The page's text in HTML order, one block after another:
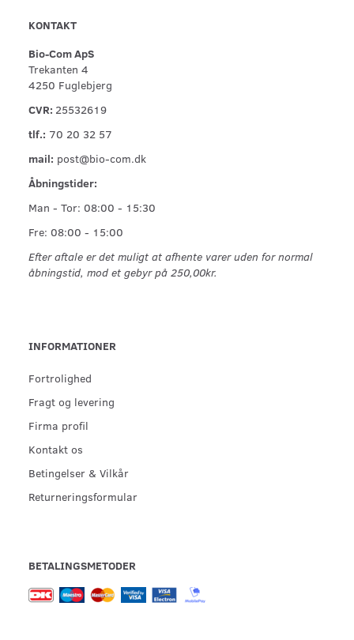
KONTAKT
Bio-Com ApS
Trekanten 4
4250 Fuglebjerg
CVR: 25532619
tlf.: 70 20 32 57
mail: post@bio-com.dk
Åbningstider:
Man - Tor: 08:00 - 15:30
Fre: 08:00 - 15:00
Efter aftale er det muligt at afhente varer uden for normal
åbningstid, mod et gebyr på 250,00kr.
INFORMATIONER
Fortrolighed
Fragt og levering
Firma profil
Kontakt os
Betingelser & Vilkår
Returneringsformular
BETALINGSMETODER